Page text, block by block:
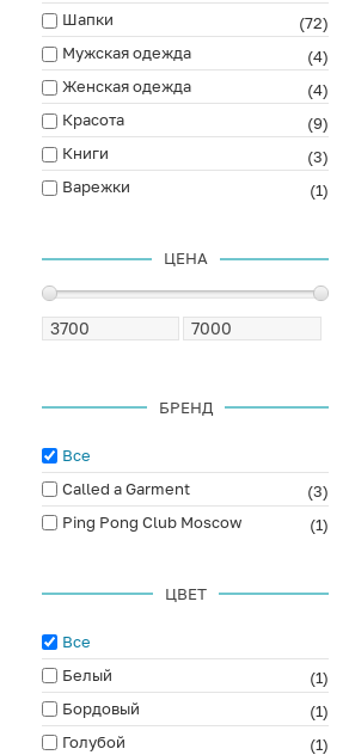
Шапки
(72)
Мужская одежда
(4)
Женская одежда
(4)
Красота
(9)
Книги
(3)
Варежки
(1)
ЦЕНА
БРЕНД
Все
Called a Garment
(3)
Ping Pong Club Moscow
(1)
ЦВЕТ
Все
Белый
(1)
Бордовый
(1)
Голубой
(1)